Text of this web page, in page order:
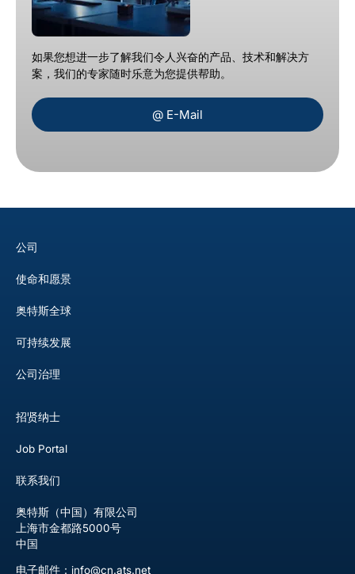
如果您想进一步了解我们令人兴奋的产品、技术和解决方
案，我们的专家随时乐意为您提供帮助。
@ E-Mail
公司
使命和愿景
奥特斯全球
可持续发展
公司治理
招贤纳士
Job Portal
联系我们
奥特斯（中国）有限公司
上海市金都路5000号
中国
电子邮件：info@cn.ats.net